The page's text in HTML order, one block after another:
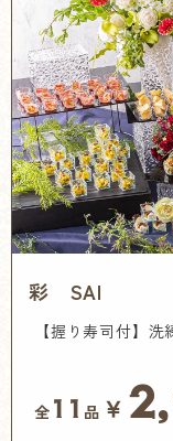
彩 SAI
【握り寿司付】洗
全 11 品 ￥